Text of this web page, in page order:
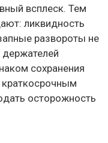
всплеск. Тем
ликвидность
развороты не
сохранения
краткосрочным
осторожность